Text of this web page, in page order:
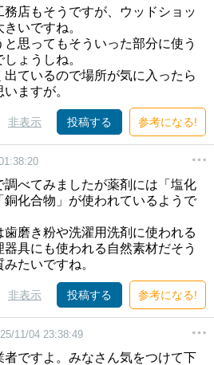
店もそうですが、ウッドショッ
いですね。
思ってもそういった部分に使う
ょうしね。
ているので場所が気に入ったら
ますが。
非表示 投稿する 参考になる!
べてみましたが薬剤には「塩化
化合物」が使われているようで
磨き粉や洗濯用洗剤に使われる
具にも使われる自然素材だそう
たいですね。
非表示 投稿する 参考になる!
11/04 23:38:49
ですよ。みなさん気をつけて下